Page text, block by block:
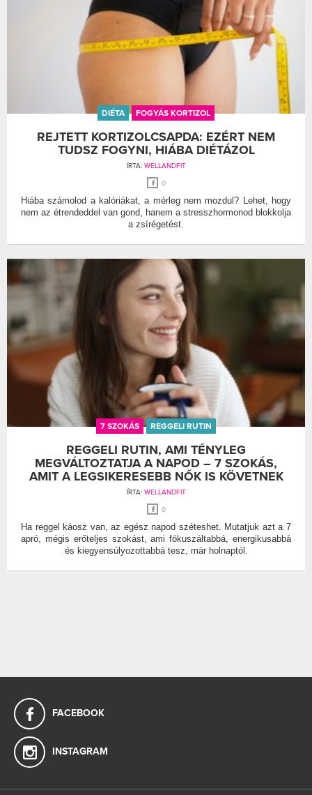
DIÉTA FOGYÁS KORTIZOL
REJTETT KORTIZOLCSAPDA: EZÉRT NEM
TUDSZ FOGYNI, HIÁBA DIÉTÁZOL
ÍRTA: WELLANDFIT
0
Hiába számolod a kalóriákat, a mérleg nem mozdul? Lehet, hogy
nem az étrendeddel van gond, hanem a stresszhormonod blokkolja
a zsírégetést.
7 SZOKÁS REGGELI RUTIN
REGGELI RUTIN, AMI TÉNYLEG
MEGVÁLTOZTATJA A NAPOD – 7 SZOKÁS,
AMIT A LEGSIKERESEBB NŐK IS KÖVETNEK
ÍRTA: WELLANDFIT
0
Ha reggel káosz van, az egész napod széteshet. Mutatjuk azt a 7
apró, mégis erőteljes szokást, ami fókuszáltabbá, energikusabbá
és kiegyensúlyozottabbá tesz, már holnaptól.
FACEBOOK
INSTAGRAM